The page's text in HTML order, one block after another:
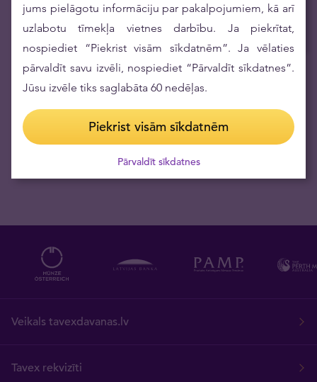
savu investīciju dārgmetālu stieņu dizainu
16.07.2026
Saņemiet aktuālās ziņas epastā
Veikals tavexdavanas.lv
Tavex rekvizīti
jums pielāgotu informāciju par pakalpojumiem, kā arī
uzlabotu tīmekļa vietnes darbību. Ja piekrītat,
nospiediet “Piekrist visām sīkdatnēm”. Ja vēlaties
pārvaldīt savu izvēli, nospiediet “Pārvaldīt sīkdatnes”.
Jūsu izvēle tiks saglabāta 60 nedēļas.
Piekrist visām sīkdatnēm
Pārvaldīt sīkdatnes